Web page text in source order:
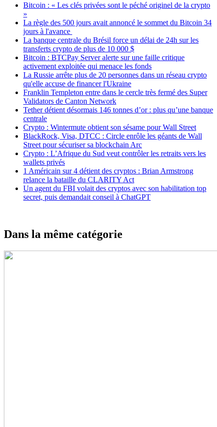
Bitcoin : « Les clés privées sont le péché originel de la crypto
»
La règle des 500 jours avait annoncé le sommet du Bitcoin 34
jours à l'avance
La banque centrale du Brésil force un délai de 24h sur les
transferts crypto de plus de 10 000 $
Bitcoin : BTCPay Server alerte sur une faille critique
activement exploitée qui menace les fonds
La Russie arrête plus de 20 personnes dans un réseau crypto
qu'elle accuse de financer l'Ukraine
Franklin Templeton entre dans le cercle très fermé des Super
Validators de Canton Network
Tether détient désormais 146 tonnes d’or : plus qu’une banque
centrale
Crypto : Wintermute obtient son sésame pour Wall Street
BlackRock, Visa, DTCC : Circle enrôle les géants de Wall
Street pour sécuriser sa blockchain Arc
Crypto : L’Afrique du Sud veut contrôler les retraits vers les
wallets privés
1 Américain sur 4 détient des cryptos : Brian Armstrong
relance la bataille du CLARITY Act
Un agent du FBI volait des cryptos avec son habilitation top
secret, puis demandait conseil à ChatGPT
Dans la même catégorie